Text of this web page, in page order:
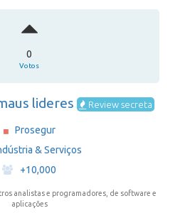
0
Votos
lideres Review secreta
Prosegur
& Serviços
·
+10,000
analistas e programadores, de software e
aplicações